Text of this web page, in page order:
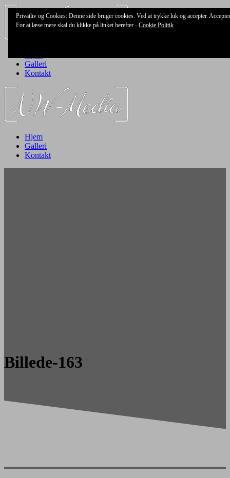
Skip
content
Galleri
Kontakt
Hjem
Galleri
Kontakt
Billede-163
Privatliv og Cookies: Denne side bruger cookies. Ved at trykke luk og accepter.
For at læse mere skal du klikke på linket herefter - Cookie Politik